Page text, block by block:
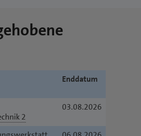
Enddatum
2
03.08.2026